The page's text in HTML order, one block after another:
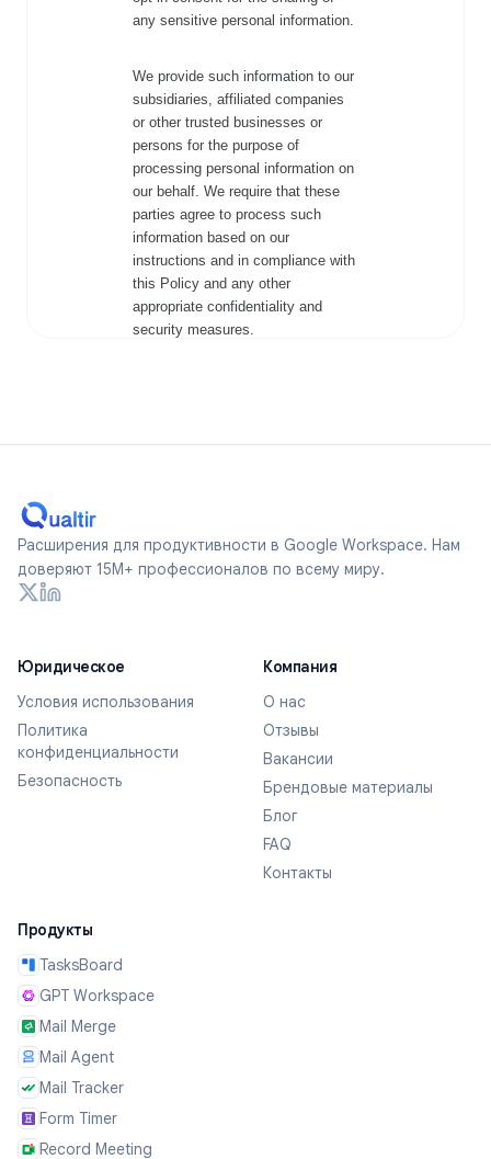
Расширения для продуктивности в Google Workspace. Нам
доверяют 15M+ профессионалов по всему миру.
Юридическое
Условия использования
Политика
конфиденциальности
Безопасность
Компания
О нас
Отзывы
Вакансии
Брендовые материалы
Блог
FAQ
Контакты
Продукты
TasksBoard
GPT Workspace
Mail Merge
Mail Agent
Mail Tracker
Form Timer
Record Meeting